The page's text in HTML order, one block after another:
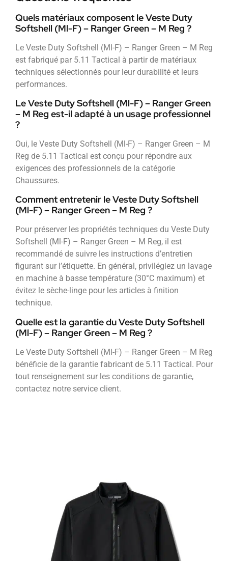
Quels matériaux composent le Veste Duty
Softshell (Ml-F) – Ranger Green – M Reg ?
Le Veste Duty Softshell (Ml-F) – Ranger Green – M Reg
est fabriqué par 5.11 Tactical à partir de matériaux
techniques sélectionnés pour leur durabilité et leurs
performances.
Le Veste Duty Softshell (Ml-F) – Ranger Green
– M Reg est-il adapté à un usage professionnel
?
Oui, le Veste Duty Softshell (Ml-F) – Ranger Green – M
Reg de 5.11 Tactical est conçu pour répondre aux
exigences des professionnels de la catégorie
Chaussures.
Comment entretenir le Veste Duty Softshell
(Ml-F) – Ranger Green – M Reg ?
Pour préserver les propriétés techniques du Veste Duty
Softshell (Ml-F) – Ranger Green – M Reg, il est
recommandé de suivre les instructions d’entretien
figurant sur l’étiquette. En général, privilégiez un lavage
en machine à basse température (30°C maximum) et
évitez le sèche-linge pour les articles à finition
technique.
Quelle est la garantie du Veste Duty Softshell
(Ml-F) – Ranger Green – M Reg ?
Le Veste Duty Softshell (Ml-F) – Ranger Green – M Reg
bénéficie de la garantie fabricant de 5.11 Tactical. Pour
tout renseignement sur les conditions de garantie,
contactez notre service client.